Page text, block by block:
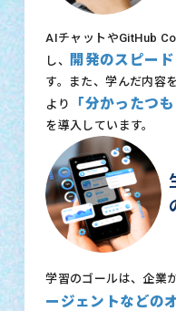
AIチャットやGitHub
し、
開発のスピー
す。また、学んだ内容
より
「分かったつ
を導入しています。
学習のゴールは、企業
ージェントなどの